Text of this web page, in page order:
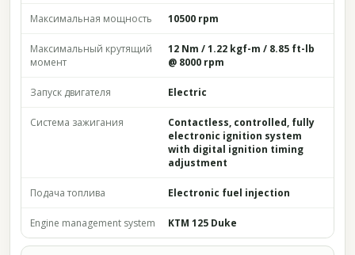
Максимальная мощность 10500 rpm
Максимальный крутящий
момент
12 Nm / 1.22 kgf-m / 8.85 ft-lb
@ 8000 rpm
Запуск двигателя Electric
Система зажигания
Contactless, controlled, fully
electronic ignition system
with digital ignition timing
adjustment
Подача топлива Electronic fuel injection
Engine management system KTM 125 Duke